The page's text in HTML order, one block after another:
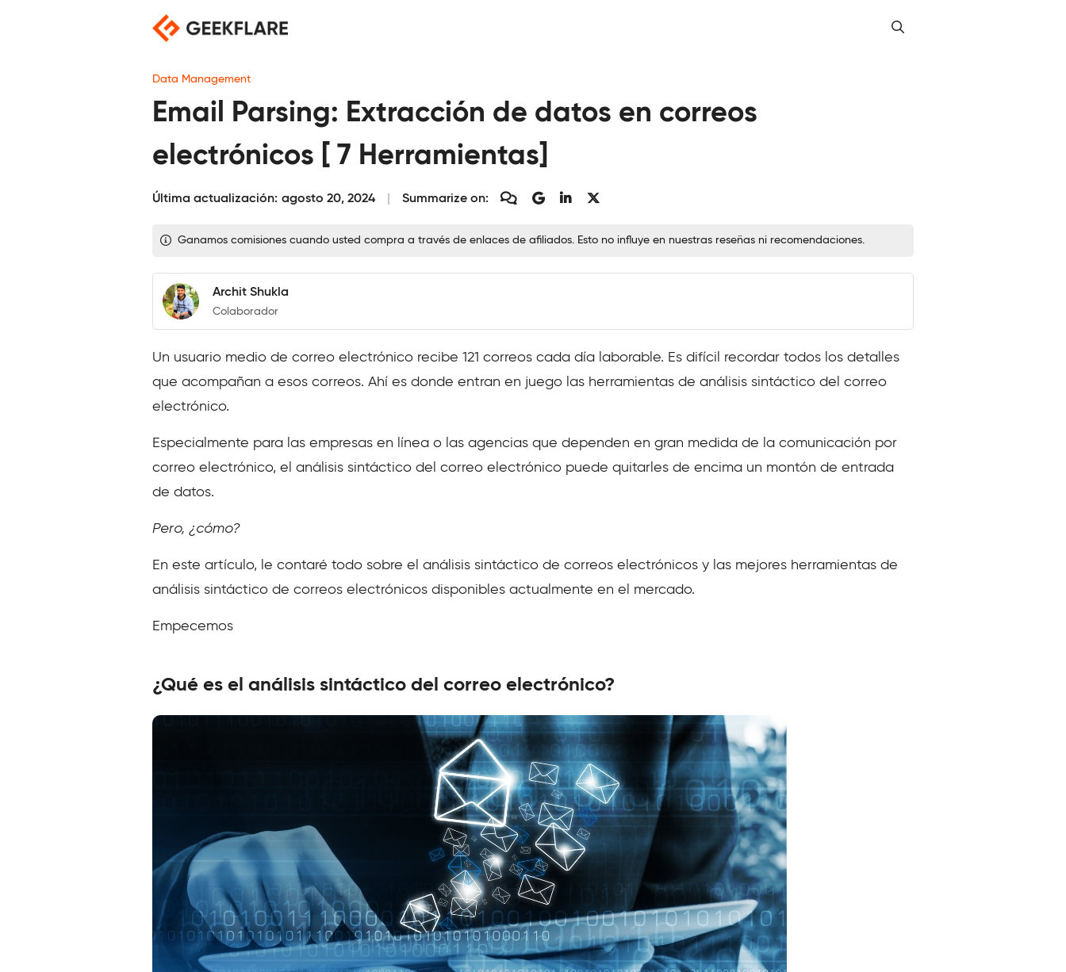
Data Management
Email Parsing: Extracción de datos en correos
electrónicos [ 7 Herramientas]
Última actualización: agosto 20, 2024 Summarize on:
Ganamos comisiones cuando usted compra a través de enlaces de afiliados. Esto no influye en nuestras reseñas ni recomendaciones.
Archit Shukla
Colaborador
Un usuario medio de correo electrónico recibe 121 correos cada día laborable. Es difícil recordar todos los detalles
que acompañan a esos correos. Ahí es donde entran en juego las herramientas de análisis sintáctico del correo
electrónico.
Especialmente para las empresas en línea o las agencias que dependen en gran medida de la comunicación por
correo electrónico, el análisis sintáctico del correo electrónico puede quitarles de encima un montón de entrada
de datos.
Pero, ¿cómo?
En este artículo, le contaré todo sobre el análisis sintáctico de correos electrónicos y las mejores herramientas de
análisis sintáctico de correos electrónicos disponibles actualmente en el mercado.
Empecemos
¿Qué es el análisis sintáctico del correo electrónico?